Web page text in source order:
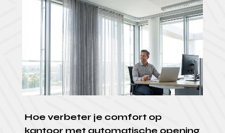
Hoe verbeter je comfort op
kantoor met automatische opening